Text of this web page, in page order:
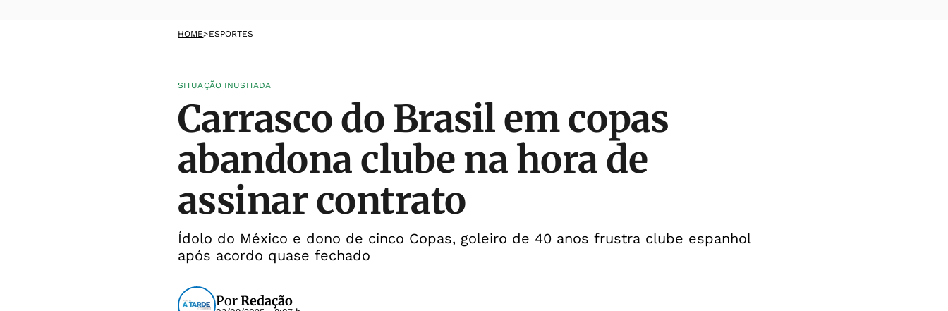
HOME>ESPORTES
SITUAÇÃO INUSITADA
Carrasco do Brasil em copas
abandona clube na hora de
assinar contrato
Ídolo do México e dono de cinco Copas, goleiro de 40 anos frustra clube espanhol
após acordo quase fechado
PorRedação